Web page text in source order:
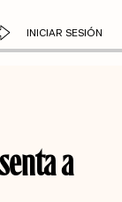
INICIAR SESIÓN
a